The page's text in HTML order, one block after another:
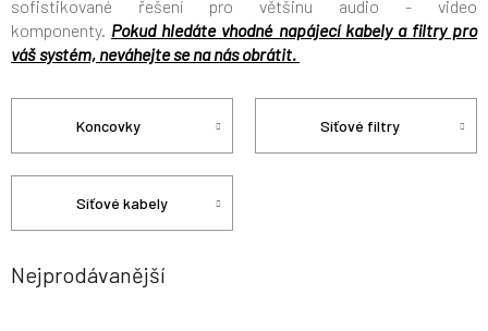
sofistikované řešení pro většinu audio - video
komponenty. Pokud hledáte vhodné napájecí kabely a filtry pro
váš systém, neváhejte se na nás obrátit.
Koncovky Síťové filtry
Síťové kabely
Nejprodávanější